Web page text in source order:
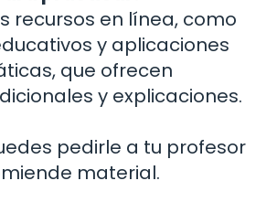
recursos en línea, como
y aplicaciones
que ofrecen
y explicaciones.
pedirle a tu profesor
material.